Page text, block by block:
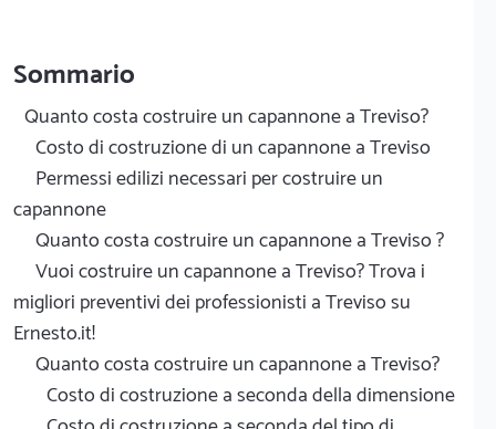
Sommario
Quanto costa costruire un capannone a Treviso?
Costo di costruzione di un capannone a Treviso
Permessi edilizi necessari per costruire un
capannone
Quanto costa costruire un capannone a Treviso ?
Vuoi costruire un capannone a Treviso? Trova i
migliori preventivi dei professionisti a Treviso su
Ernesto.it!
Quanto costa costruire un capannone a Treviso?
Costo di costruzione a seconda della dimensione